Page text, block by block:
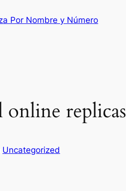
Por Nombre y Número
online replicas
Uncategorized